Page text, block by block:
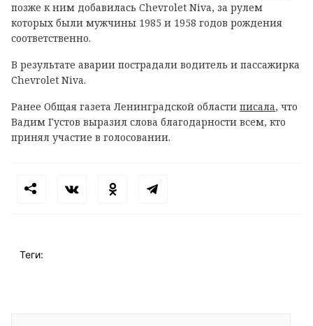
позже к ним добавилась Chevrolet Niva, за рулем
которых были мужчины 1985 и 1958 годов рождения
соответственно.
В результате аварии пострадали водитель и пассажирка
Chevrolet Niva.
Ранее Общая газета Ленинградской области писала, что
Вадим Густов выразил слова благодарности всем, кто
принял участие в голосовании.
Теги: